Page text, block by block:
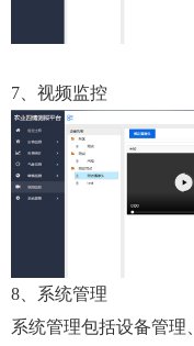
历
7、视频监控
8、系统管理
系统管理包括设备管理